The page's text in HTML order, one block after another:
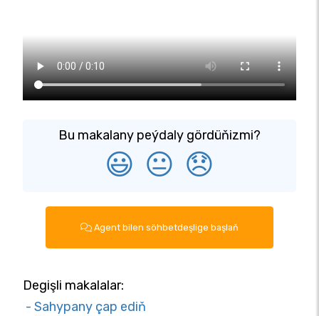
Bu makalany peýdaly gördüňizmi?
😃 😐 😞
Agent bilen söhbetdeşlige başlaň
Degişli makalalar:
- Sahypany çap ediň